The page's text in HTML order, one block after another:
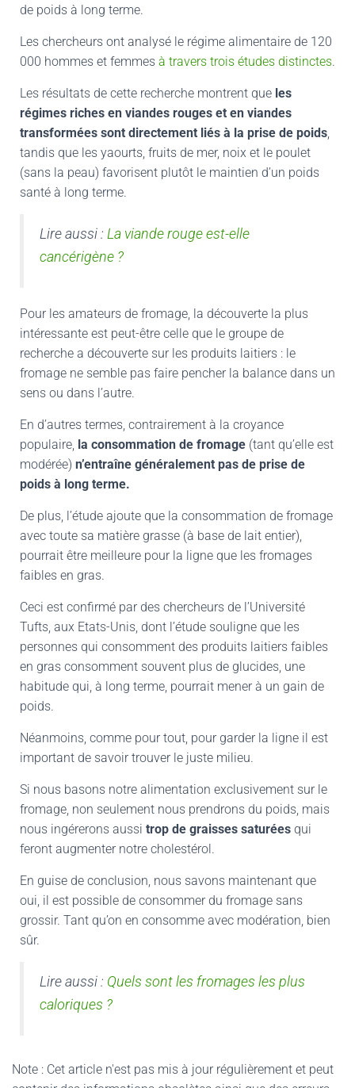
de poids à long terme.
Les chercheurs ont analysé le régime alimentaire de 120
000 hommes et femmes à travers trois études distinctes.
Les résultats de cette recherche montrent que les
régimes riches en viandes rouges et en viandes
transformées sont directement liés à la prise de poids,
tandis que les yaourts, fruits de mer, noix et le poulet
(sans la peau) favorisent plutôt le maintien d’un poids
santé à long terme.
Lire aussi : La viande rouge est-elle
cancérigène ?
Pour les amateurs de fromage, la découverte la plus
intéressante est peut-être celle que le groupe de
recherche a découverte sur les produits laitiers : le
fromage ne semble pas faire pencher la balance dans un
sens ou dans l’autre.
En d’autres termes, contrairement à la croyance
populaire, la consommation de fromage (tant qu’elle est
modérée) n’entraîne généralement pas de prise de
poids à long terme.
De plus, l’étude ajoute que la consommation de fromage
avec toute sa matière grasse (à base de lait entier),
pourrait être meilleure pour la ligne que les fromages
faibles en gras.
Ceci est confirmé par des chercheurs de l’Université
Tufts, aux Etats-Unis, dont l’étude souligne que les
personnes qui consomment des produits laitiers faibles
en gras consomment souvent plus de glucides, une
habitude qui, à long terme, pourrait mener à un gain de
poids.
Néanmoins, comme pour tout, pour garder la ligne il est
important de savoir trouver le juste milieu.
Si nous basons notre alimentation exclusivement sur le
fromage, non seulement nous prendrons du poids, mais
nous ingérerons aussi trop de graisses saturées qui
feront augmenter notre cholestérol.
En guise de conclusion, nous savons maintenant que
oui, il est possible de consommer du fromage sans
grossir. Tant qu’on en consomme avec modération, bien
sûr.
Lire aussi : Quels sont les fromages les plus
caloriques ?
Note : Cet article n'est pas mis à jour régulièrement et peut